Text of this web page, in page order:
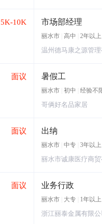
5K-10K 市场部经理
丽水市 高中 2年以上
温州德马康之源管
面议 暑假工
丽水市 初中 经验不
哥俩好名品家居
面议 出纳
丽水市 中专 3年以上
丽水市诚康医疗商
面议 业务行政
丽水市 大专 1年以上
浙江丽泰金属有限